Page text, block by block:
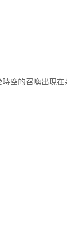
空的召喚出現在